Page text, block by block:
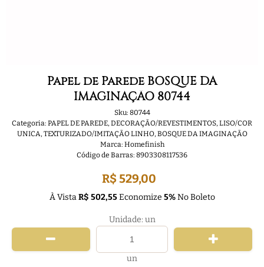
Papel de Parede BOSQUE DA
IMAGINAÇÃO 80744
Sku: 80744
Categoria: PAPEL DE PAREDE,DECORAÇÃO/REVESTIMENTOS,LISO/COR
UNICA,TEXTURIZADO/IMITAÇÃO LINHO,BOSQUE DA IMAGINAÇÃO
Marca: Homefinish
Código de Barras: 8903308117536
R$ 529,00
À VistaR$ 502,55Economize 5%No Boleto
Unidade: un
un